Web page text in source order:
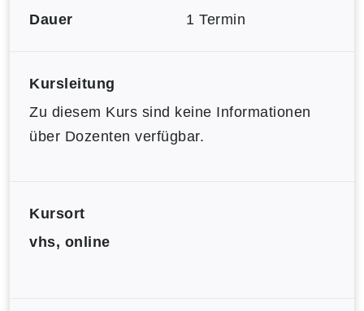
Dauer 1 Termin
Kursleitung
Zu diesem Kurs sind keine Informationen
über Dozenten verfügbar.
Kursort
vhs, online